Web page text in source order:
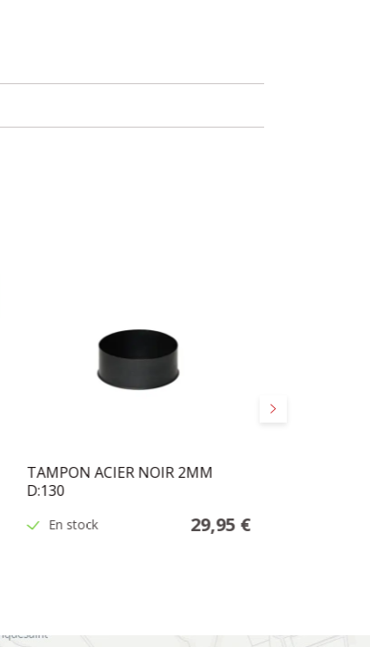
Suivant
TAMPON ACIER NOIR 2MM
D:130
En stock 29,95 €